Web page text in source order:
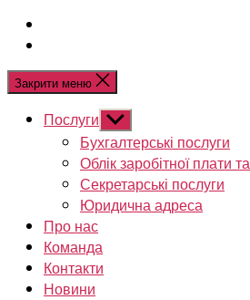
Закрити меню
Послуги Показати
підменю
Бухгалтерські послуги
Облік заробітної плати
Секретарські послуги
Юридична адреса
Про нас
Команда
Контакти
Новини